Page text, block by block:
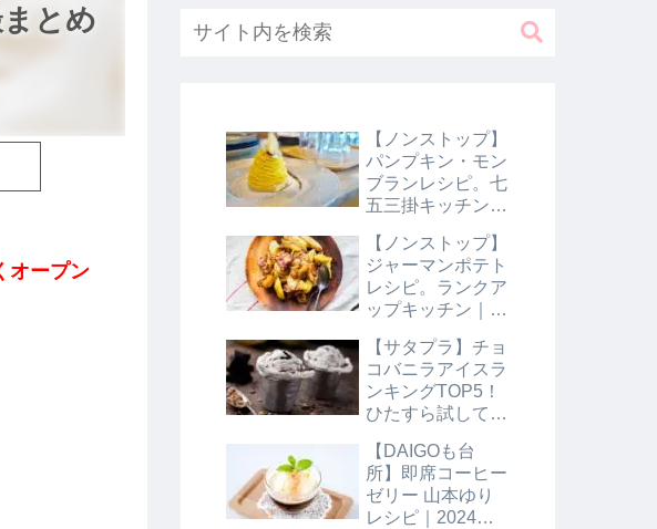
とめ
オープン
【ノンストップ】
パンプキン・モン
ブランレシピ。七
五三掛キッチン｜
【ノンストップ】
ジャーマンポテト
レシピ。ランクア
ップキッチン｜10
【サタプラ】チョ
コバニラアイスラ
ンキングTOP5！
ひたすら試してラ
日【サタデープラ
ス】
【DAIGOも台
所】即席コーヒー
ゼリー 山本ゆり
レシピ｜2024年8